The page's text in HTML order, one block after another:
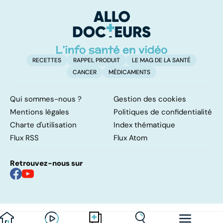
RECETTES RAPPEL PRODUIT
LE MAG DE LA SANTÉ
CANCER
MÉDICAMENTS
Qui sommes-nous ?
Gestion des cookies
Mentions légales
Politiques de confidentialité
Charte d'utilisation
Index thématique
Flux RSS
Flux Atom
Retrouvez-nous sur